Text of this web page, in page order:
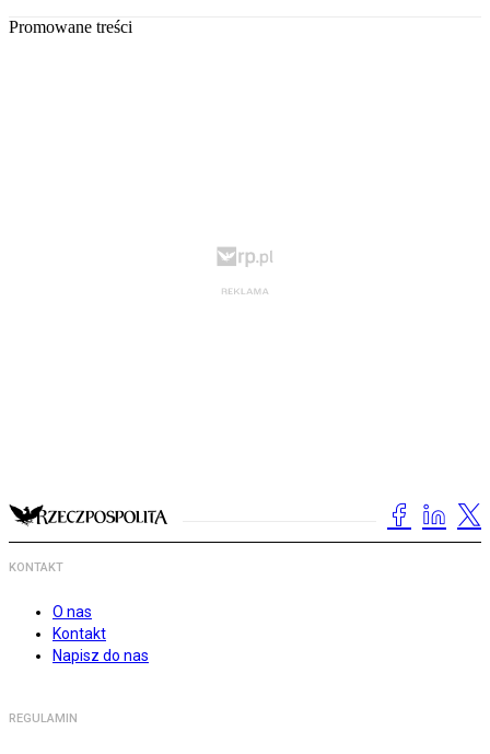
Promowane treści
KONTAKT
O nas
Kontakt
Napisz do nas
REGULAMIN